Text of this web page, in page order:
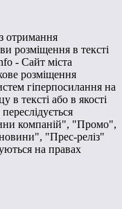
отримання
розміщення в тексті
- Сайт міста
розміщення
гіперпосилання на
в тексті або в якості
компаній", "Промо",
"Прес-реліз"
на правах